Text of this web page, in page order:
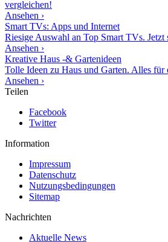
vergleichen!
Ansehen ›
Smart TVs: Apps und Internet
Riesige Auswahl an Top Smart TVs.
Ansehen ›
Kreative Haus -& Gartenideen
Tolle Ideen zu Haus und Garten. Alles für
Ansehen ›
Teilen
Facebook
Twitter
Information
Impressum
Datenschutz
Nutzungsbedingungen
Sitemap
Nachrichten
Aktuelle News